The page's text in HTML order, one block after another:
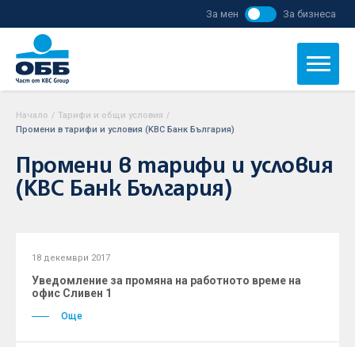
За мен За бизнеса
Начало / Тарифи и общи условия /
Промени в тарифи и условия (KBC Банк България)
Промени в тарифи и условия
(KBC Банк България)
18 декември 2017
Уведомление за промяна на работното време на
офис Сливен 1
Още